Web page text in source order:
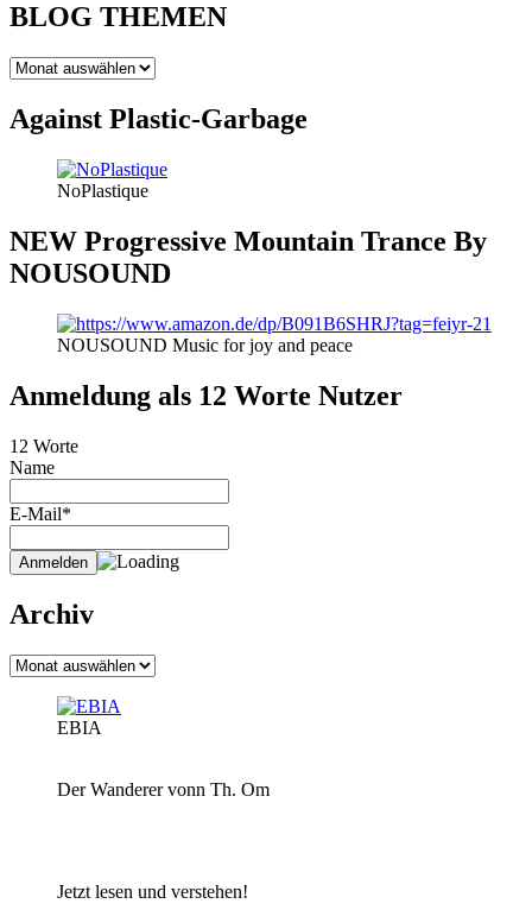
BLOG THEMEN
BLOG
Against Plastic-Garbage
NoPlastique
NEW Progressive Mountain Trance By
NOUSOUND
NOUSOUND Music for joy and peace
Anmeldung als 12 Worte Nutzer
12 Worte
Name
E-Mail*
Archiv
Archiv
EBIA
Der Wanderer vonn Th. Om
Jetzt lesen und verstehen!